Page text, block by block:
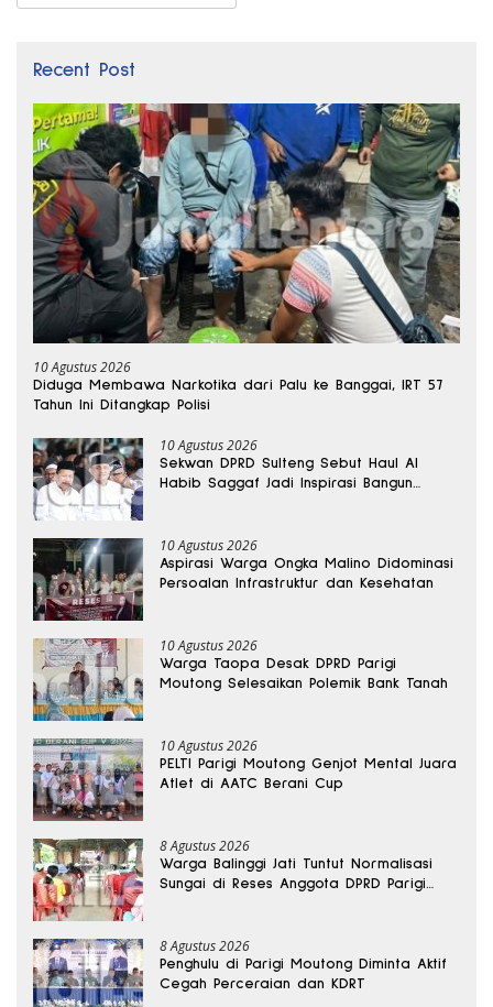
Recent Post
10 Agustus 2026
Diduga Membawa Narkotika dari Palu ke Banggai, IRT 57
Tahun Ini Ditangkap Polisi
10 Agustus 2026
Sekwan DPRD Sulteng Sebut Haul Al
Habib Saggaf Jadi Inspirasi Bangun
10 Agustus 2026
Aspirasi Warga Ongka Malino Didominasi
Persoalan Infrastruktur dan Kesehatan
10 Agustus 2026
Warga Taopa Desak DPRD Parigi
Moutong Selesaikan Polemik Bank Tanah
10 Agustus 2026
PELTI Parigi Moutong Genjot Mental Juara
Atlet di AATC Berani Cup
8 Agustus 2026
Warga Balinggi Jati Tuntut Normalisasi
Sungai di Reses Anggota DPRD Parigi
8 Agustus 2026
Penghulu di Parigi Moutong Diminta Aktif
Cegah Perceraian dan KDRT